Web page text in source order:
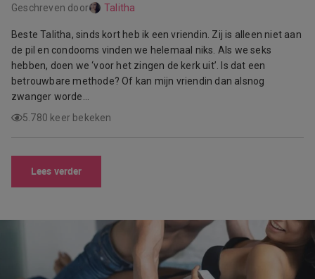
Geschreven door Talitha
Beste Talitha, sinds kort heb ik een vriendin. Zij is alleen niet aan
de pil en condooms vinden we helemaal niks. Als we seks
hebben, doen we ‘voor het zingen de kerk uit’. Is dat een
betrouwbare methode? Of kan mijn vriendin dan alsnog
zwanger worde…
5.780 keer bekeken
Lees verder